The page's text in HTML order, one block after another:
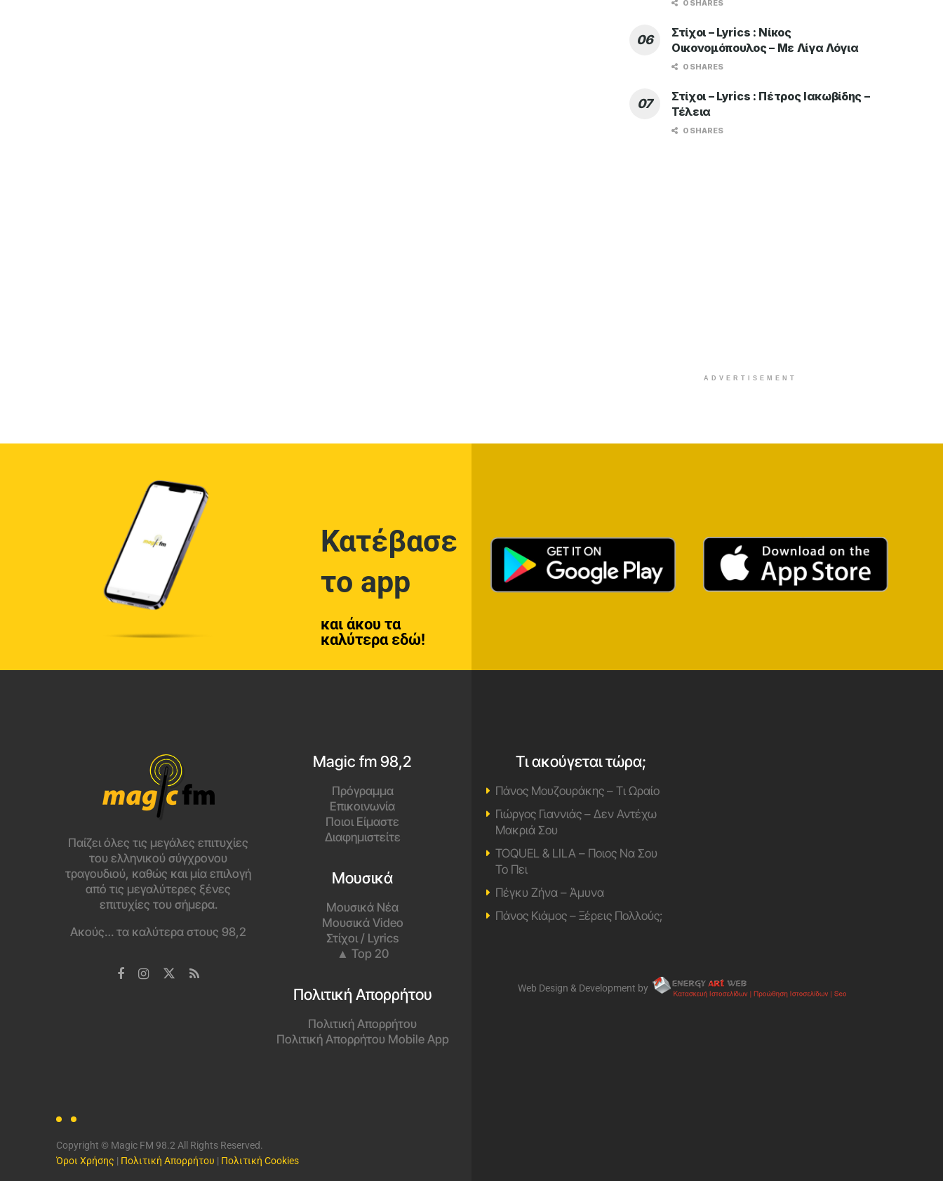
0 SHARES
Στίχοι – Lyrics : Νίκος
Οικονομόπουλος – Με Λίγα Λόγια
0 SHARES
Στίχοι – Lyrics : Πέτρος Ιακωβίδης –
Τέλεια
0 SHARES
ADVERTISEMENT
Κατέβασε
το app
και άκου τα
καλύτερα εδώ!
Παίζει όλες τις μεγάλες επιτυχίες
του ελληνικού σύγχρονου
τραγουδιού, καθώς και μία επιλογή
από τις μεγαλύτερες ξένες
επιτυχίες του σήμερα.
Ακούς… τα καλύτερα στους 98,2
Magic fm 98,2
Πρόγραμμα
Επικοινωνία
Ποιοι Είμαστε
Διαφημιστείτε
Μουσικά
Μουσικά Νέα
Μουσικά Video
Στίχοι / Lyrics
▲ Top 20
Πολιτική Απορρήτου
Πολιτική Απορρήτου
Πολιτική Απορρήτου Mobile App
Copyright © Magic FM 98.2 All Rights Reserved.
Όροι Χρήσης | Πολιτική Απορρήτου | Πολιτική Cookies
Τι ακούγεται τώρα;
Πάνος Μουζουράκης – Τι Ωραίο
Γιώργος Γιαννιάς – Δεν Αντέχω
Μακριά Σου
TOQUEL & LILA – Ποιος Να Σου
Το Πει
Πέγκυ Ζήνα – Άμυνα
Πάνος Κιάμος – Ξέρεις Πολλούς;
Web Design & Development by